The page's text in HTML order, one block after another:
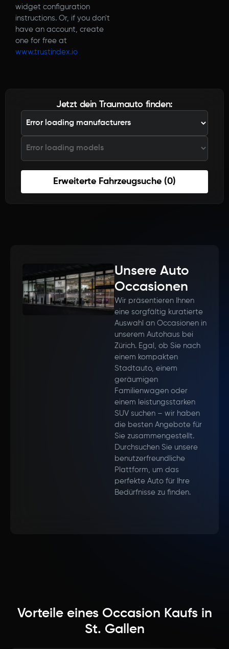
widget configuration
instructions. Or, if you don't
have an account, create
one for free at
www.trustindex.io
Jetzt dein Traumauto finden:
Erweiterte Fahrzeugsuche (0)
Unsere Auto
Occasionen
Wir präsentieren Ihnen
eine sorgfältig kuratierte
Auswahl an Occasionen in
unserem Autohaus bei
Zürich. Egal, ob Sie nach
einem kompakten
Stadtauto, einem
geräumigen
Familienwagen oder
einem leistungsstarken
SUV suchen – wir haben
die besten Angebote für
Sie zusammengestellt.
Durchsuchen Sie unsere
benutzerfreundliche
Plattform, um das
perfekte Auto für Ihre
Bedürfnisse zu finden.
Vorteile eines Occasion Kaufs in
St. Gallen